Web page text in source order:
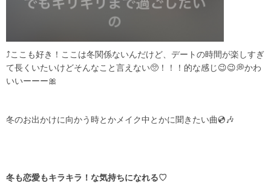
⤴︎ここも好き！ここは冬関係ないんだけど、デートの時間が楽しすぎ
て長くいたいけどそんなこと言えない🥺！！！的な感じ😉😉💭かわ
いいーーー🎀
冬のお出かけに向かう時とかメイク中とかに聞きたい曲💿🎶
冬も恋愛もキラキラ！な気持ちになれる♡